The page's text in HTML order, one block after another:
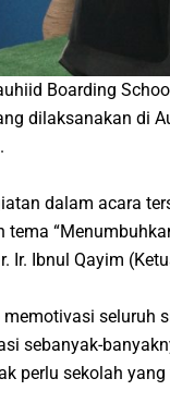
Boarding
dilaksanakan di
dalam acara
tema
Ir. Ibnul Qayim
seluruh
sebanyak-
perlu sekolah